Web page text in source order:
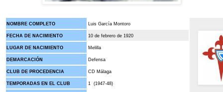
NOMBRE COMPLETO Luis García Montoro
FECHA DE NACIMIENTO 10 de febrero de 1920
LUGAR DE NACIMIENTO Melilla
DEMARCACIÓN Defensa
CLUB DE PROCEDENCIA CD Málaga
TEMPORADAS EN EL CLUB 1 (1947-48)